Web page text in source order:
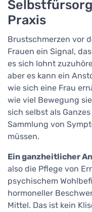
Praxis
Brustschmerzen vor
Frauen ein Signal,
es sich lohnt
aber es kann ein
wie sich eine Frau
wie viel Bewegung
sich selbst als
Sammlung von
müssen.
Ein ganzheitlicher
also die Pflege von
psychischem
hormoneller
Mittel. Das ist kein